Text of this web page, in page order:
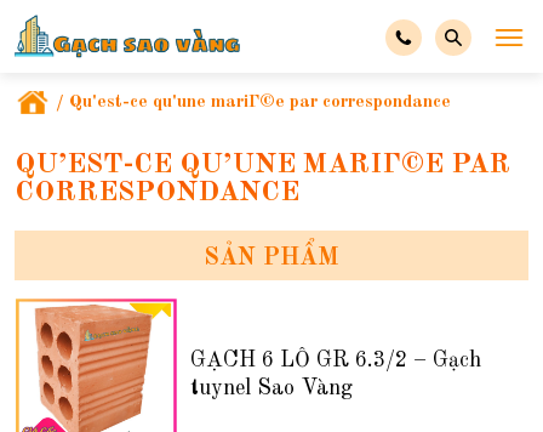
/ Qu'est-ce qu'une mariГ©e par correspondance
QU’EST-CE QU’UNE MARIГ©E PAR
CORRESPONDANCE
SẢN PHẨM
GẠCH 6 LỖ GR 6.3/2 – Gạch
tuynel Sao Vàng